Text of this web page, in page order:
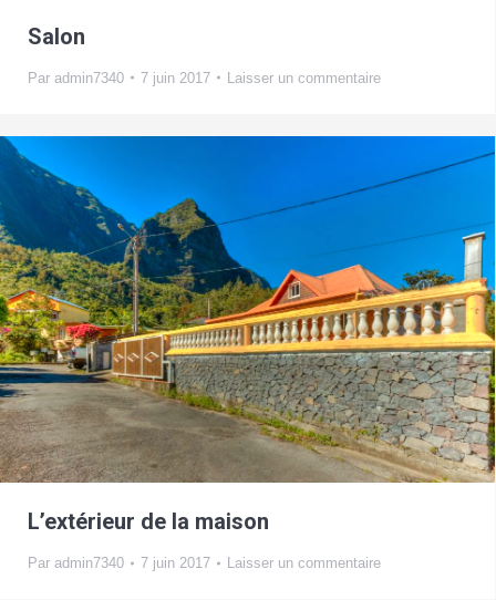
Salon
Par admin7340 7 juin 2017 Laisser un commentaire
L’extérieur de la maison
Par admin7340 7 juin 2017 Laisser un commentaire